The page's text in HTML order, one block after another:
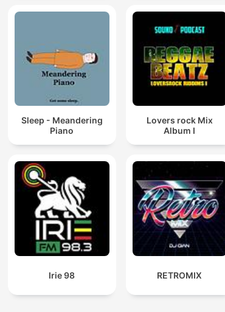
Sleep - Meandering
Piano
Lovers rock Mix
Album I
Irie 98 RETROMIX